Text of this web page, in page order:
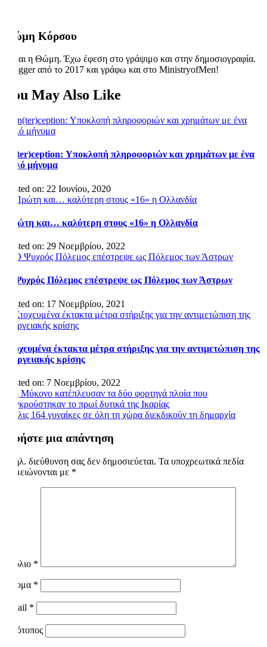
Θώμη Κόρσου
Είμαι η Θώμη. Έχω έφεση στο γράψιμο και στην δημοσιογραφία.
Blogger από το 2017 και γράφω και στο MinistryofMen!
You May Also Like
In(ter)ception: Υποκλοπή πληροφοριών και χρημάτων με ένα
απλό μήνυμα
Posted on: 22 Ιουνίου, 2020
Πρώτη και… καλύτερη στους «16» η Ολλανδία
Posted on: 29 Νοεμβρίου, 2022
Ο Ψυχρός Πόλεμος επέστρεψε ως Πόλεμος των Άστρων
Posted on: 17 Νοεμβρίου, 2021
Στοχευμένα έκτακτα μέτρα στήριξης για την αντιμετώπιση της
ενεργειακής κρίσης
Posted on: 7 Νοεμβρίου, 2022
Πλοήγηση
άρθρων
Στη Μύκονο κατέπλευσαν τα δύο φορτηγά πλοία που
συγκρούστηκαν το πρωί δυτικά της Ικαρίας
Μόλις 164 γυναίκες σε όλη τη χώρα διεκδικούν τη δημαρχία
Αφήστε μια απάντηση
Η ηλ. διεύθυνση σας δεν δημοσιεύεται. Τα υποχρεωτικά πεδία
σημειώνονται με *
Σχόλιο *
Όνομα *
Email *
Ιστότοπος